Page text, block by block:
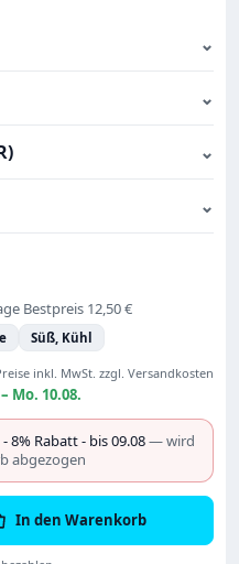
⌄
⌄
⌄
⌄
Bestpreis 12,50 €
Süß, Kühl
inkl. MwSt. zzgl. Versandkosten
Mo. 10.08.
8% Rabatt - bis 09.08— wird
abgezogen
gewünschten
In den Warenkorb